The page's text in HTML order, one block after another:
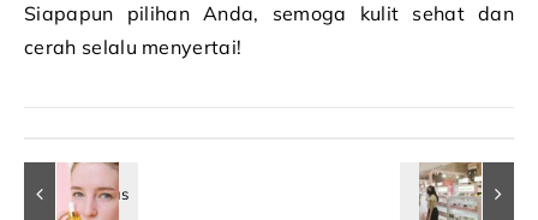
Siapapun pilihan Anda, semoga kulit sehat dan
cerah selalu menyertai!